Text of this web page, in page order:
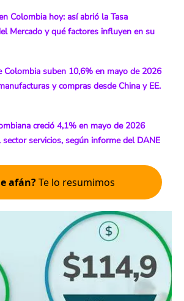
Colombia hoy: así abrió la Tasa
Mercado y qué factores influyen en su
Colombia suben 10,6% en mayo de 2026
y compras desde China y EE.
creció 4,1% en mayo de 2026
servicios, según informe del DANE
afán?Te lo resumimos